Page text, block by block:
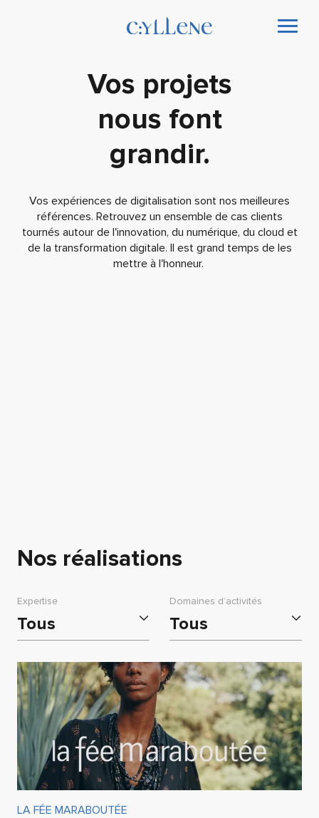
Vos projets
nous font
grandir.
Vos expériences de digitalisation sont nos meilleures
références. Retrouvez un ensemble de cas clients
tournés autour de l'innovation, du numérique, du cloud et
de la transformation digitale. Il est grand temps de les
mettre à l'honneur.
Nos réalisations
Expertise
Tous
Domaines d’activités
Tous
LA FÉE MARABOUTÉE